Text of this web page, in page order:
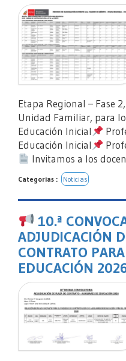
Etapa Regional – Fase
Unidad Familiar, para
Educación Inicial
Educación Inicial
Invitamos a los
Categorias : Noticias
10.ª
ADJUDICACIÓN
CONTRATO
EDUCACIÓN